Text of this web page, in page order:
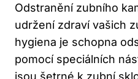
Odstranění zubního
udržení zdraví vašich
hygiena je schopna
pomocí speciálních
jsou šetrné k zubní